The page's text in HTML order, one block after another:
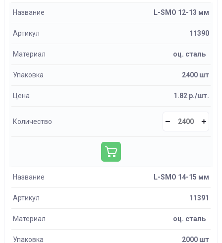
Название L-SMO 12-13 мм
Артикул 11390
Материал оц. сталь
Упаковка 2400 шт
Цена 1.82 р./шт.
Количество
Название L-SMO 14-15 мм
Артикул 11391
Материал оц. сталь
Упаковка 2000 шт